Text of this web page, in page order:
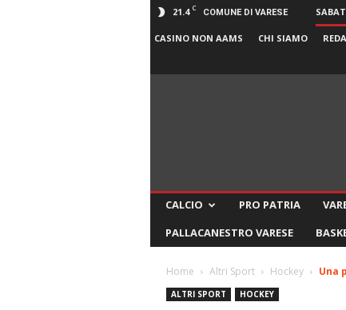
21.4 C COMUNE DI VARESE
CASINO NON AAMS CHI SIAMO
CALCIO PRO PATRIA
PALLACANESTRO VARESE
Home Altri Sport Hockey Una
ALTRI SPORT HOCKEY